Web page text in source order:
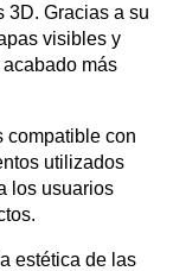
3D. Gracias a su
visibles y
más
compatible con
utilizados
los usuarios
estética de las